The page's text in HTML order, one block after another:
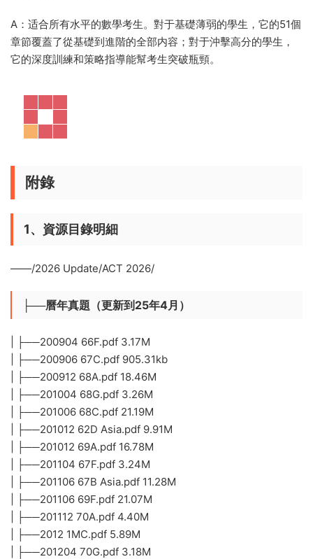
A：适合所有水平的數學考生。對于基礎薄弱的學生，它的51個
章節覆蓋了從基礎到進階的全部内容；對于沖擊高分的學生，
它的深度訓練和策略指導能幫考生突破瓶頸。
附錄
1、資源目錄明細
——/2026 Update/ACT 2026/
├──曆年真題（更新到25年4月）
| ├──200904 66F.pdf 3.17M
| ├──200906 67C.pdf 905.31kb
| ├──200912 68A.pdf 18.46M
| ├──201004 68G.pdf 3.26M
| ├──201006 68C.pdf 21.19M
| ├──201012 62D Asia.pdf 9.91M
| ├──201012 69A.pdf 16.78M
| ├──201104 67F.pdf 3.24M
| ├──201106 67B Asia.pdf 11.28M
| ├──201106 69F.pdf 21.07M
| ├──201112 70A.pdf 4.40M
| ├──2012 1MC.pdf 5.89M
| ├──201204 70G.pdf 3.18M